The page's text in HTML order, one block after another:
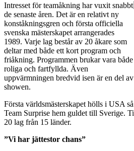
Intresset för teamåkning har vuxit snabbt
de senaste åren. Det är en relativt ny
konståkningsgren och första officiella
svenska mästerskapet arrangerades
1989. Varje lag består av 20 åkare som
deltar med både ett kort program och
friåkning. Programmen brukar vara både
roliga och fartfyllda. Även
uppvärmningen bredvid isen är en del av
showen.
Första världsmästerskapet hölls i USA
Team Surprise hem guldet till Sverige.
20 lag från 15 länder.
”Vi har jättestor chans”